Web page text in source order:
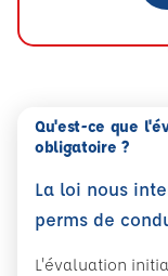
Qu'est-ce que
obligatoire ?
La loi nous
perms de
L'évaluation